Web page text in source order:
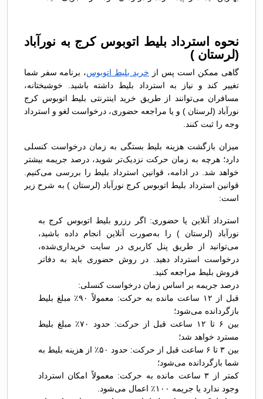
نحوه استرداد بلیط اتوبوس کرج به نورآباد
(لرستان )
گاهی ممکن است پس از خرید بلیط اتوبوس، برنامه سفر شما
تغییر کند و نیاز به استرداد بلیط داشته باشید. خوشبختانه،
مسافران می‌توانند از طریق خرید اینترنتی بلیط اتوبوس کرج
نورآباد (لرستان ) و یا مراجعه حضوری، درخواست لغو و استرداد
وجه را ثبت کنند.
میزان بازگشت هزینه بلیط بستگی به زمان درخواست کنسلی
دارد؛ هرچه به زمان حرکت نزدیک‌تر شوید، درصد جریمه بیشتر
خواهد شد. در ادامه، قوانین استرداد بلیط را بررسی می‌کنیم.
قوانین استرداد بلیط اتوبوس کرج نورآباد (لرستان ) به شرح زیر
است:
استرداد آنلاین یا حضوری: اگر رزرو بلیط اتوبوس کرج به
نورآباد (لرستان ) را به‌صورت آنلاین انجام داده باشید،
می‌توانید از طریق پنل کاربری در سایت خریداری‌شده،
درخواست استرداد دهید. در روش حضوری باید به دفاتر
فروش بلیط مراجعه کنید.
درصد جریمه بر اساس زمان درخواست کنسلی:
قبل از ۱۲ ساعت مانده به حرکت: معمولاً ۹۰٪ مبلغ بلیط
بازگردانده می‌شود؛
بین ۶ تا ۱۲ ساعت قبل از حرکت: حدود ۷۰٪ مبلغ بلیط
مسترد خواهد شد؛
بین ۳ تا ۶ ساعت قبل از حرکت: حدود ۵۰٪ از هزینه بلیط به
شما بازگردانده می‌شود؛
کمتر از ۳ ساعت مانده به حرکت: معمولاً امکان استرداد
وجود ندارد یا جریمه ۱۰۰٪ اعمال می‌شود.